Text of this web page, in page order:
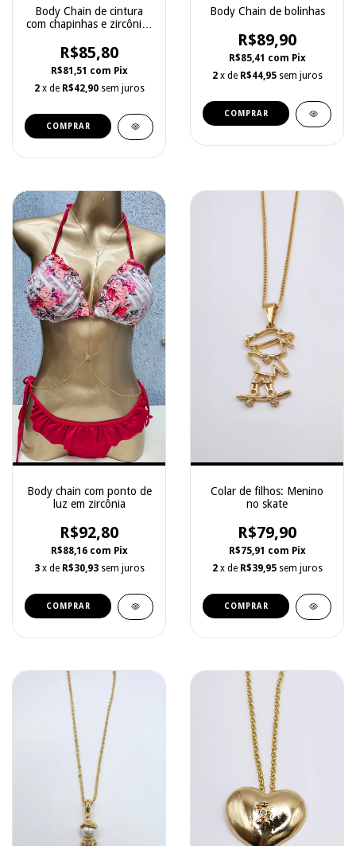
Body Chain de cintura
com chapinhas e zircônias
R$85,80
R$81,51 com Pix
2 x de R$42,90 sem juros
Body Chain de bolinhas
R$89,90
R$85,41 com Pix
2 x de R$44,95 sem juros
Body chain com ponto de
luz em zircônia
R$92,80
R$88,16 com Pix
3 x de R$30,93 sem juros
Colar de filhos: Menino
no skate
R$79,90
R$75,91 com Pix
2 x de R$39,95 sem juros